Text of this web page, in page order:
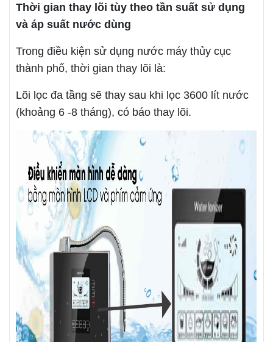
Thời gian thay lõi tùy theo tần suất sử dụng
và áp suất nước dùng
Trong điều kiện sử dụng nước máy thủy cục
thành phố, thời gian thay lõi là:
Lõi lọc đa tầng sẽ thay sau khi lọc 3600 lít nước
(khoảng 6 -8 tháng), có báo thay lõi.